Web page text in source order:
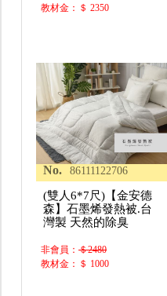
教材金：＄ 2350
No. 86111122706
(雙人6*7尺)【金安德
森】石墨烯發熱被.台
灣製 天然的除臭
非會員：＄2480
教材金：＄ 1000